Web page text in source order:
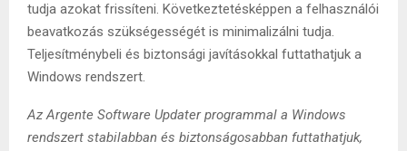
tudja azokat frissíteni. Következtetésképpen a felhasználói
beavatkozás szükségességét is minimalizálni tudja.
Teljesítménybeli és biztonsági javításokkal futtathatjuk a
Windows rendszert.
Az Argente Software Updater programmal a Windows
rendszert stabilabban és biztonságosabban futtathatjuk,